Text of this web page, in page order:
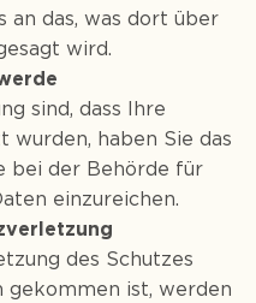
an das, was dort über
wird.
sind, dass Ihre
wurden, haben Sie das
bei der Behörde für
einzureichen.
des Schutzes
gekommen ist, werden